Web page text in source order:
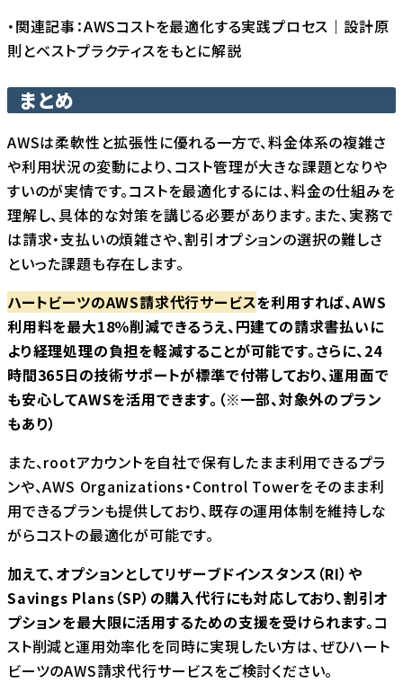
・関連記事：AWSコストを最適化する実践プロセス｜設計原
則とベストプラクティスをもとに解説
まとめ
AWSは柔軟性と拡張性に優れる一方で、料金体系の複雑さ
や利用状況の変動により、コスト管理が大きな課題となりや
すいのが実情です。コストを最適化するには、料金の仕組みを
理解し、具体的な対策を講じる必要があります。また、実務で
は請求・支払いの煩雑さや、割引オプションの選択の難しさ
といった課題も存在します。
ハートビーツのAWS請求代行サービスを利用すれば、AWS
利用料を最大18％削減できるうえ、円建ての請求書払いに
より経理処理の負担を軽減することが可能です。さらに、24
時間365日の技術サポートが標準で付帯しており、運用面で
も安心してAWSを活用できます。（※一部、対象外のプラン
もあり）
また、rootアカウントを自社で保有したまま利用できるプラ
ンや、AWS Organizations・Control Towerをそのまま利
用できるプランも提供しており、既存の運用体制を維持しな
がらコストの最適化が可能です。
加えて、オプションとしてリザーブドインスタンス（RI）や
Savings Plans（SP）の購入代行にも対応しており、割引オ
プションを最大限に活用するための支援を受けられます。コ
スト削減と運用効率化を同時に実現したい方は、ぜひハート
ビーツのAWS請求代行サービスをご検討ください。